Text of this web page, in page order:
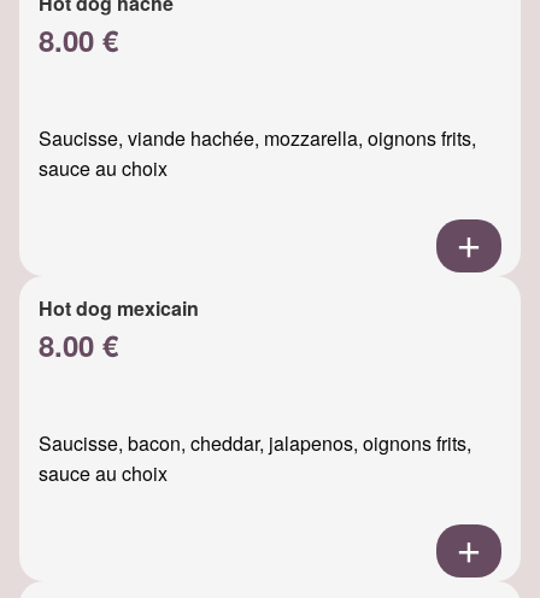
8.00 €
Saucisse, viande hachée, mozzarella, oignons frits,
sauce au choix
Hot dog mexicain
8.00 €
Saucisse, bacon, cheddar, jalapenos, oignons frits,
sauce au choix